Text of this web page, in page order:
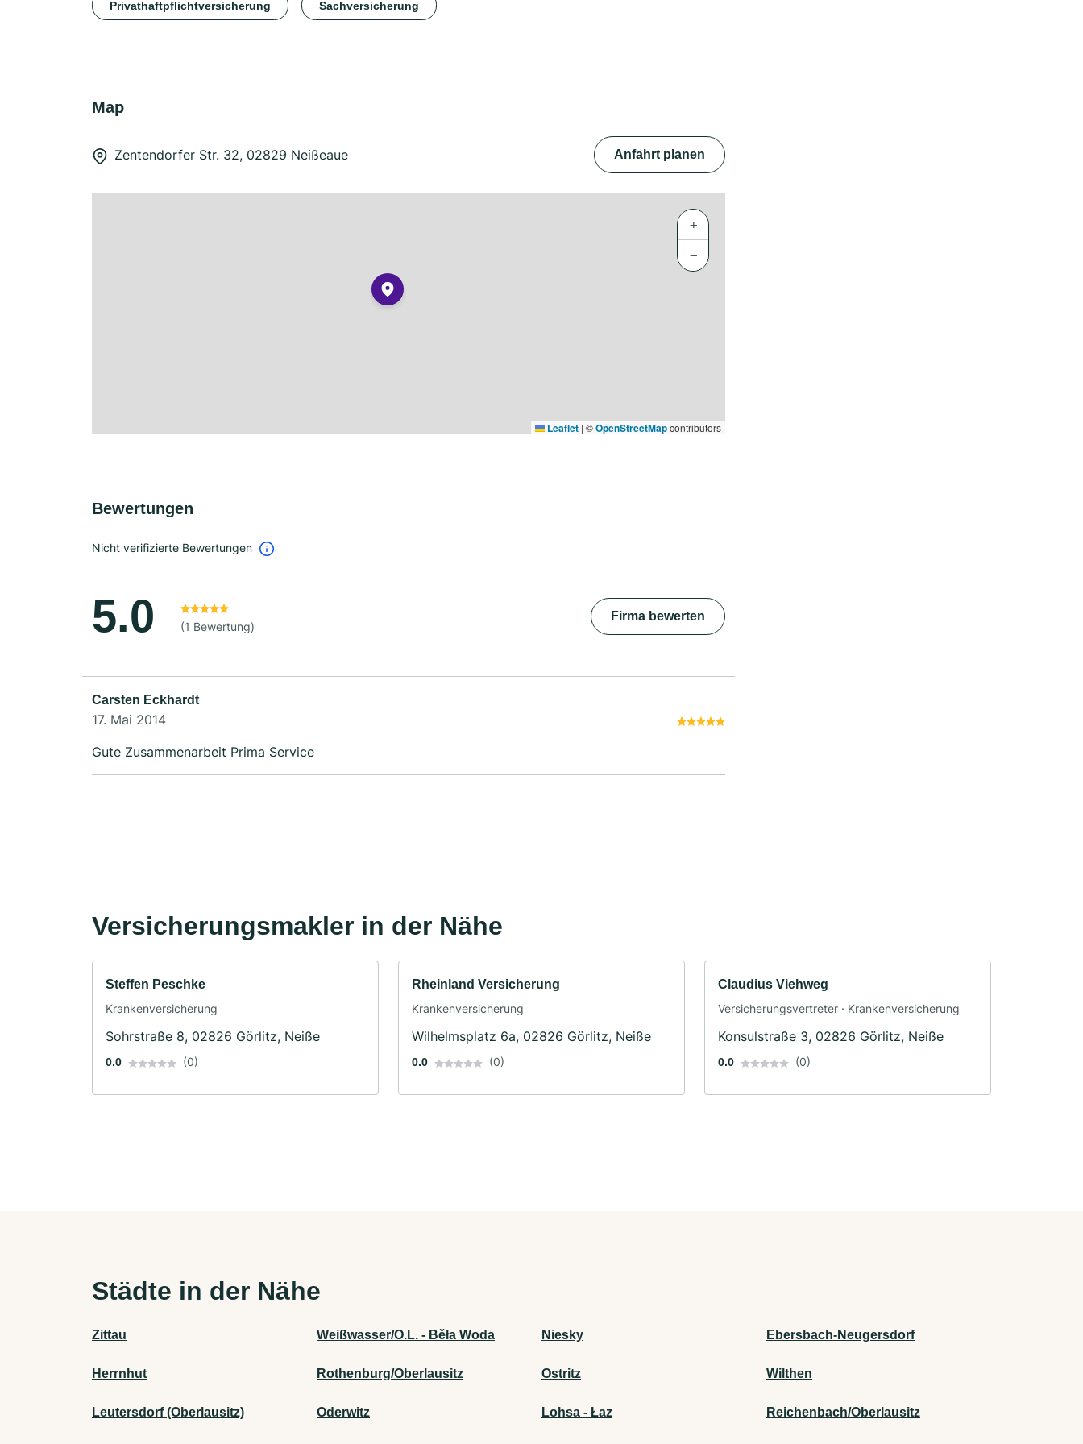
Privathaftpflichtversicherung Sachversicherung
Map
Zentendorfer Str. 32, 02829 Neißeaue Anfahrt planen
+
−
Leaflet | ©OpenStreetMapcontributors
Bewertungen
Nicht verifizierte Bewertungen
5.0 (1 Bewertung)
Firma bewerten
Carsten Eckhardt
17. Mai 2014
Gute Zusammenarbeit Prima Service
Versicherungsmakler in der Nähe
Steffen Peschke
Krankenversicherung
Sohrstraße 8, 02826 Görlitz, Neiße
0.0 (0)
Rheinland Versicherung
Krankenversicherung
Wilhelmsplatz 6a, 02826 Görlitz, Neiße
0.0 (0)
Claudius Viehweg
Versicherungsvertreter · Krankenversicherung
Konsulstraße 3, 02826 Görlitz, Neiße
0.0 (0)
Städte in der Nähe
Zittau Weißwasser/O.L. - Běła Woda Niesky Ebersbach-Neugersdorf
Herrnhut Rothenburg/Oberlausitz Ostritz Wilthen
Leutersdorf (Oberlausitz) Oderwitz Lohsa - Łaz Reichenbach/Oberlausitz